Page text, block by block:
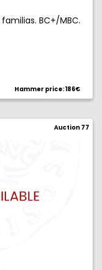
BC+/MBC.
Hammer price: 186€
Auction 77